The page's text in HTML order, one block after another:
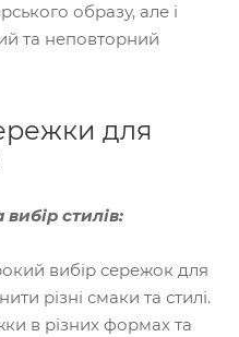
образу, але і
та неповторний
для
стилів:
вибір сережок для
різні смаки та стилі.
в різних формах та